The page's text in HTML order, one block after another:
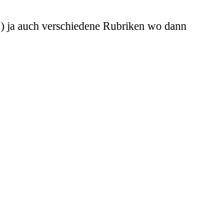
) ja auch verschiedene Rubriken wo dann